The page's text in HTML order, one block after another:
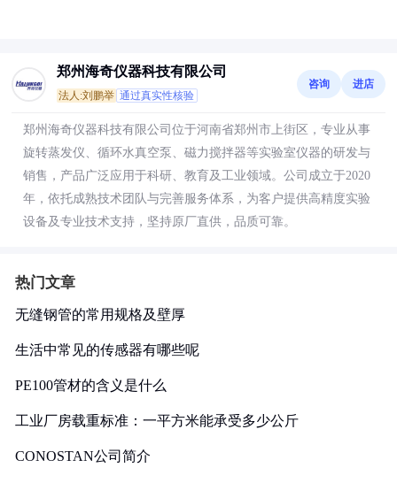
郑州海奇仪器科技有限公司
法人:刘鹏举 通过真实性核验
咨询 进店
郑州海奇仪器科技有限公司位于河南省郑州市上街区，专业从事
旋转蒸发仪、循环水真空泵、磁力搅拌器等实验室仪器的研发与
销售，产品广泛应用于科研、教育及工业领域。公司成立于2020
年，依托成熟技术团队与完善服务体系，为客户提供高精度实验
设备及专业技术支持，坚持原厂直供，品质可靠。
热门文章
无缝钢管的常用规格及壁厚
生活中常见的传感器有哪些呢
PE100管材的含义是什么
工业厂房载重标准：一平方米能承受多少公斤
CONOSTAN公司简介